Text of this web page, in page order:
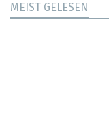
MEIST GELESEN